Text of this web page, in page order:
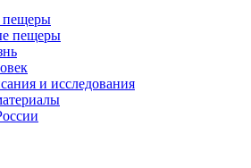
пещеры
пещеры
и исследования